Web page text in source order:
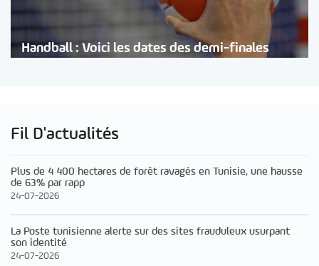
Handball : Voici les dates des demi-finales
Fil D'actualités
Plus de 4 400 hectares de forêt ravagés en Tunisie, une hausse
de 63% par rapp
24-07-2026
La Poste tunisienne alerte sur des sites frauduleux usurpant
son identité
24-07-2026